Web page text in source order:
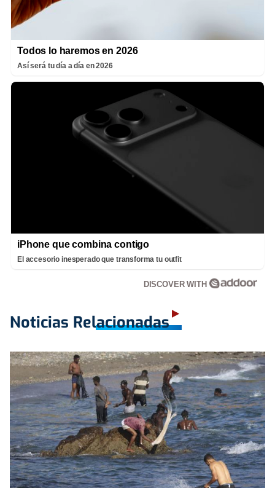
Todos lo haremos en 2026
Así será tu día a día en 2026
iPhone que combina contigo
El accesorio inesperado que transforma tu outfit
DISCOVER WITH
Noticias Relacionadas